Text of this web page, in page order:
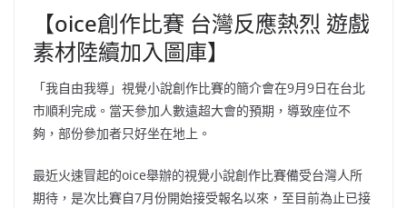
【oice創作比賽 台灣反應熱烈 遊戲
素材陸續加入圖庫】
「我自由我導」視覺小說創作比賽的簡介會在9月9日在台北
市順利完成。當天參加人數遠超大會的預期，導致座位不
夠，部份參加者只好坐在地上。
最近火速冒起的oice舉辦的視覺小說創作比賽備受台灣人所
期待，是次比賽自7月份開始接受報名以來，至目前為止已接